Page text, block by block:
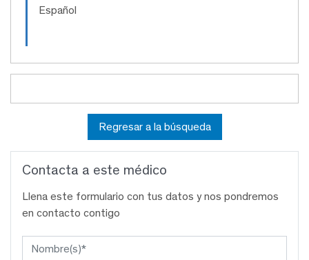
Español
Regresar a la búsqueda
Contacta a este médico
Llena este formulario con tus datos y nos pondremos
en contacto contigo